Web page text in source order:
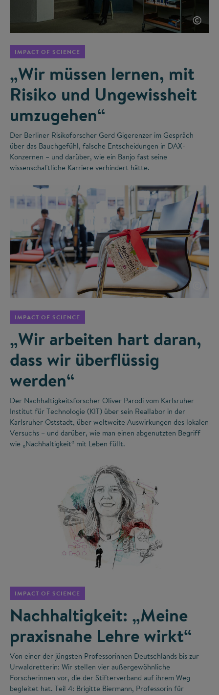
©
IMPACT OF SCIENCE
„Wir müssen lernen, mit
Risiko und Ungewissheit
umzugehen“
Der Berliner Risikoforscher Gerd Gigerenzer im Gespräch
über das Bauchgefühl, falsche Entscheidungen in DAX-
Konzernen – und darüber, wie ein Banjo fast seine
wissenschaftliche Karriere verhindert hätte.
IMPACT OF SCIENCE
„Wir arbeiten hart daran,
dass wir überflüssig
werden“
Der Nachhaltigkeitsforscher Oliver Parodi vom Karlsruher
Institut für Technologie (KIT) über sein Reallabor in der
Karlsruher Oststadt, über weltweite Auswirkungen des lokalen
Versuchs – und darüber, wie man einen abgenutzten Begriff
wie „Nachhaltigkeit“ mit Leben füllt.
IMPACT OF SCIENCE
Nachhaltigkeit: „Meine
praxisnahe Lehre wirkt“
Von einer der jüngsten Professorinnen Deutschlands bis zur
Urwaldretterin: Wir stellen vier außergewöhnliche
Forscherinnen vor, die der Stifterverband auf ihrem Weg
begleitet hat. Teil 4: Brigitte Biermann, Professorin für